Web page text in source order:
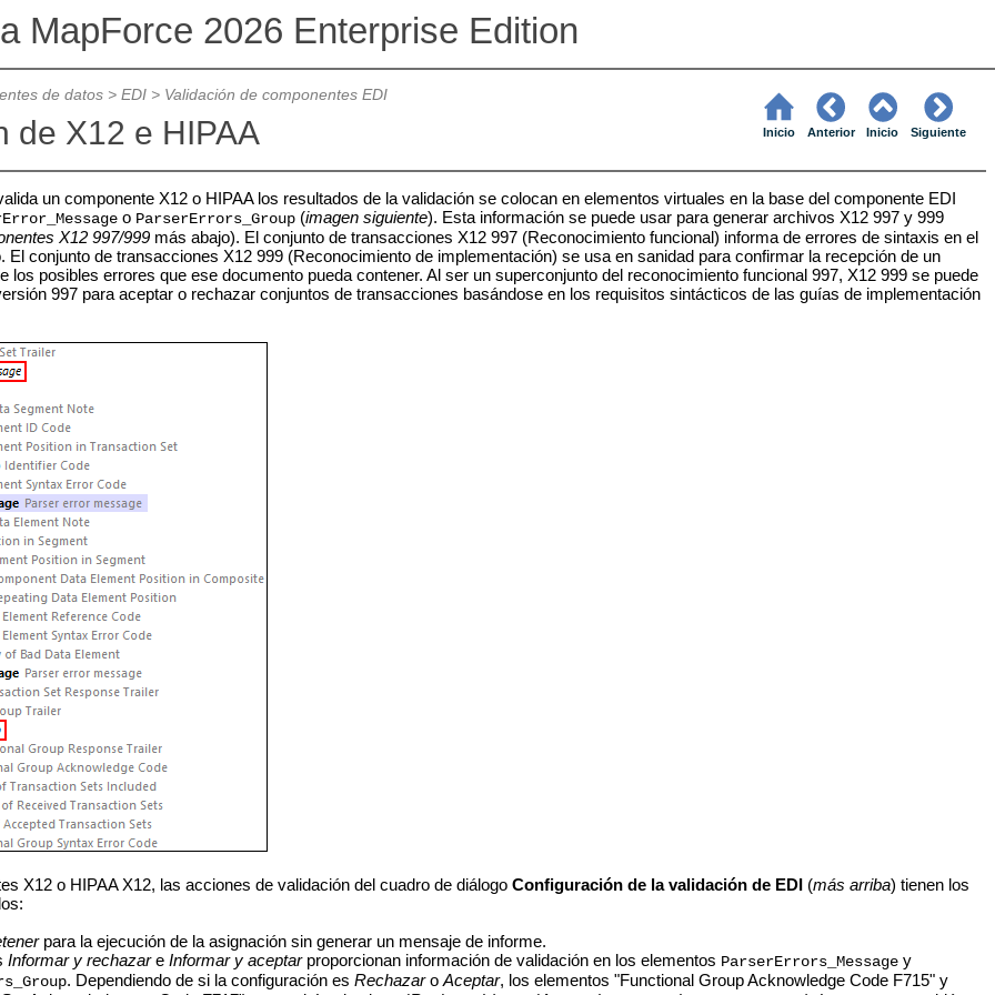
MapForce 2026 Enterprise Edition
de datos> EDI> Validación de componentes EDI
de X12 e HIPAA Inicio Anterior Inicio Siguiente
un componente X12 o HIPAA los resultados de la validación se colocan en elementos virtuales en la base del componente EDI
o ParserErrors_Group(imagen siguiente). Esta información se puede usar para generar archivos X12 997 y 999
X12 997/999más abajo). El conjunto de transacciones X12 997 (Reconocimiento funcional) informa de errores de sintaxis en el
El conjunto de transacciones X12 999 (Reconocimiento de implementación) se usa en sanidad para confirmar la recepción de un
los posibles errores que ese documento pueda contener. Al ser un superconjunto del reconocimiento funcional 997, X12 999 se puede
997 para aceptar o rechazar conjuntos de transacciones basándose en los requisitos sintácticos de las guías de implementación
X12 o HIPAA X12, las acciones de validación del cuadro de diálogo Configuración de la validación de EDI(más arriba) tienen los
para la ejecución de la asignación sin generar un mensaje de informe.
Informar y rechazare Informar y aceptarproporcionan información de validación en los elementos ParserErrors_Messagey
. Dependiendo de si la configuración es Rechazaro Aceptar, los elementos "Functional Group Acknowledge Code F715" y